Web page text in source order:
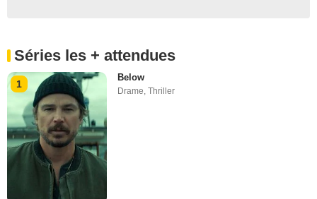
Séries les + attendues
1
Below
Drame ,Thriller